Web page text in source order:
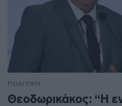
ΠΟΛΙΤΙΚΗ
Θεοδωρικάκος: “Η